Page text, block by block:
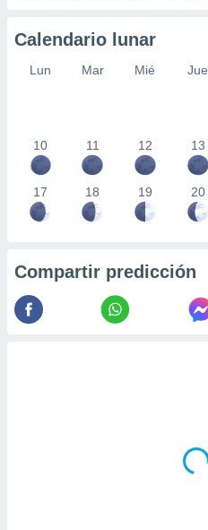
Calendario lunar
Lun Mar Mié Jue
10 11 12 13
17 18 19 20
Compartir predicción